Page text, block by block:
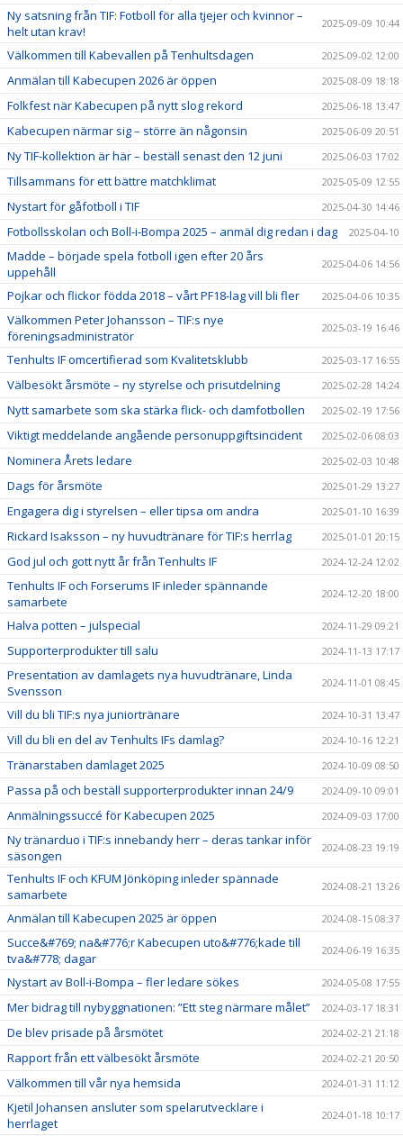
Ny satsning från TIF: Fotboll för alla tjejer och kvinnor –
helt utan krav!
2025-09-09 10:44
Välkommen till Kabevallen på Tenhultsdagen 2025-09-02 12:00
Anmälan till Kabecupen 2026 är öppen 2025-08-09 18:18
Folkfest när Kabecupen på nytt slog rekord 2025-06-18 13:47
Kabecupen närmar sig – större än någonsin 2025-06-09 20:51
Ny TIF-kollektion är här – beställ senast den 12 juni 2025-06-03 17:02
Tillsammans för ett bättre matchklimat 2025-05-09 12:55
Nystart för gåfotboll i TIF 2025-04-30 14:46
Fotbollsskolan och Boll-i-Bompa 2025 – anmäl dig redan i dag 2025-04-10
Madde – började spela fotboll igen efter 20 års
uppehåll
2025-04-06 14:56
Pojkar och flickor födda 2018 – vårt PF18-lag vill bli fler 2025-04-06 10:35
Välkommen Peter Johansson – TIF:s nye
föreningsadministratör
2025-03-19 16:46
Tenhults IF omcertifierad som Kvalitetsklubb 2025-03-17 16:55
Välbesökt årsmöte – ny styrelse och prisutdelning 2025-02-28 14:24
Nytt samarbete som ska stärka flick- och damfotbollen 2025-02-19 17:56
Viktigt meddelande angående personuppgiftsincident 2025-02-06 08:03
Nominera Årets ledare 2025-02-03 10:48
Dags för årsmöte 2025-01-29 13:27
Engagera dig i styrelsen – eller tipsa om andra 2025-01-10 16:39
Rickard Isaksson – ny huvudtränare för TIF:s herrlag 2025-01-01 20:15
God jul och gott nytt år från Tenhults IF 2024-12-24 12:02
Tenhults IF och Forserums IF inleder spännande
samarbete
2024-12-20 18:00
Halva potten – julspecial 2024-11-29 09:21
Supporterprodukter till salu 2024-11-13 17:17
Presentation av damlagets nya huvudtränare, Linda
Svensson
2024-11-01 08:45
Vill du bli TIF:s nya juniortränare 2024-10-31 13:47
Vill du bli en del av Tenhults IFs damlag? 2024-10-16 12:21
Tränarstaben damlaget 2025 2024-10-09 08:50
Passa på och beställ supporterprodukter innan 24/9 2024-09-10 09:01
Anmälningssuccé för Kabecupen 2025 2024-09-03 17:00
Ny tränarduo i TIF:s innebandy herr – deras tankar inför
säsongen
2024-08-23 19:19
Tenhults IF och KFUM Jönköping inleder spännade
samarbete
2024-08-21 13:26
Anmälan till Kabecupen 2025 är öppen 2024-08-15 08:37
Succe&#769; na&#776;r Kabecupen uto&#776;kade till
tva&#778; dagar
2024-06-19 16:35
Nystart av Boll-i-Bompa – fler ledare sökes 2024-05-08 17:55
Mer bidrag till nybyggnationen: ”Ett steg närmare målet” 2024-03-17 18:31
De blev prisade på årsmötet 2024-02-21 21:18
Rapport från ett välbesökt årsmöte 2024-02-21 20:50
Välkommen till vår nya hemsida 2024-01-31 11:12
Kjetil Johansen ansluter som spelarutvecklare i
herrlaget
2024-01-18 10:17